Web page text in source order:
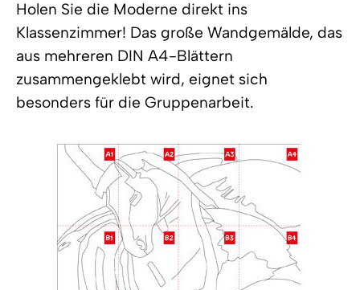
Holen Sie die Moderne direkt ins
Klassenzimmer! Das große Wandgemälde, das
aus mehreren DIN A4-Blättern
zusammengeklebt wird, eignet sich
besonders für die Gruppenarbeit.